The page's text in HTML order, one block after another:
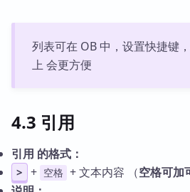
列表可在 OB 中，设置快捷键
上 会更方便
4.3 引用
引用 的格式：
> + 空格 + 文本内容 （空格可加